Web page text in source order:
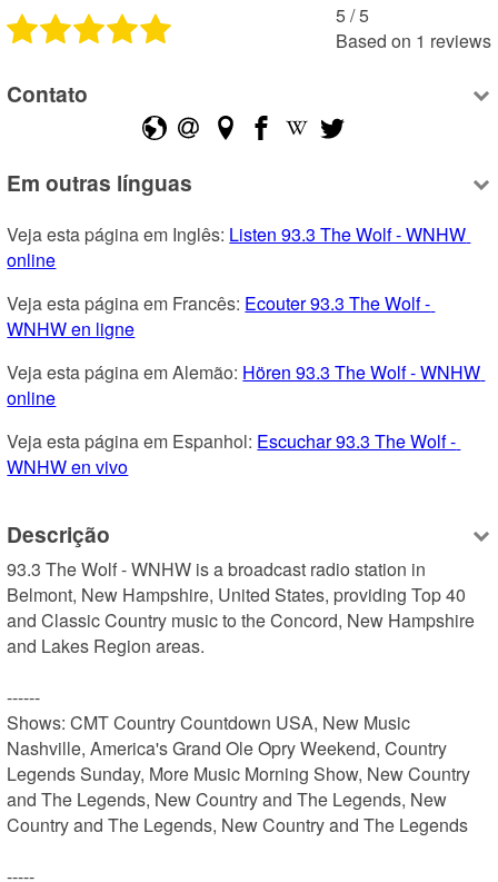
5 /5
Based on 1 reviews
Contato
Em outras línguas
Veja esta página em Inglês: Listen 93.3 The Wolf - WNHW
online
Veja esta página em Francês: Ecouter 93.3 The Wolf -
WNHW en ligne
Veja esta página em Alemão: Hören 93.3 The Wolf - WNHW
online
Veja esta página em Espanhol: Escuchar 93.3 The Wolf -
WNHW en vivo
Descrição
93.3 The Wolf - WNHW is a broadcast radio station in
Belmont, New Hampshire, United States, providing Top 40
and Classic Country music to the Concord, New Hampshire
and Lakes Region areas.
------
Shows: CMT Country Countdown USA, New Music
Nashville, America's Grand Ole Opry Weekend, Country
Legends Sunday, More Music Morning Show, New Country
and The Legends, New Country and The Legends, New
Country and The Legends, New Country and The Legends
-----